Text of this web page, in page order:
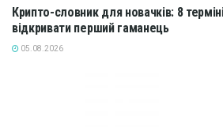
Крипто-словник для новачків: 8
відкривати перший гаманець
05.08.2026